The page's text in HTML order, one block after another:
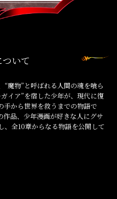
いて
“魔物”と呼ばれる人間の魂を喰ら
イア”を宿した少年が、現代に復
手から世界を救うまでの物語で
作品、少年漫画が好きな人にグサ
、全10章からなる物語を公開して